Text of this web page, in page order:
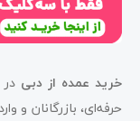
خرید عمده از دبی
حرفه‌ای، بازرگانان و